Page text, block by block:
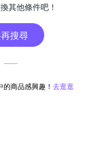
其他條件吧！
搜尋
商品感興趣！ 去逛逛